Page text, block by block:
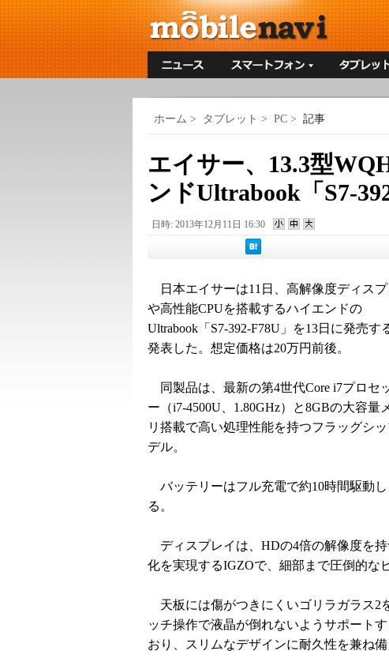
ホーム > タブレット > PC > 記事
エイサー、13.3型
ンドUltrabook「S7-
日時: 2013年12月11日 16:30
日本エイサーは11日、高解像度ディスプ
や高性能CPUを搭載するハイエンドの
Ultrabook「S7-392-F78U」を13日に発売す
発表した。想定価格は20万円前後。
同製品は、最新の第4世代Core i7プロセ
ー（i7-4500U、1.80GHz）と8GBの大容量
リ搭載で高い処理性能を持つフラッグシ
デル。
バッテリーはフル充電で約10時間駆動
る。
ディスプレイは、HDの4倍の解像度を持
化を実現するIGZOで、細部まで圧倒的な
天板には傷がつきにくいゴリラガラス2
ッチ操作で液晶が倒れないようサポート
おり、スリムなデザインに耐久性を兼ね備